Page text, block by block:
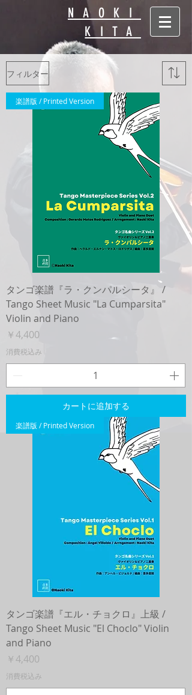
NAOKI
KITA
フィルター
楽譜版 / Printed Version
タンゴ楽譜『ラ・クンパルシータ』 /
Tango Sheet Music "La Cumparsita"
Violin and Piano
価格
￥4,400
消費税込み
カートに追加する
楽譜版 / Printed Version
タンゴ楽譜『エル・チョクロ』上級 /
Tango Sheet Music "El Choclo" Violin
and Piano
価格
￥4,400
消費税込み